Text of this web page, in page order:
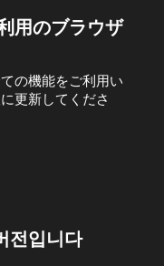
用のブラウザ
の機能をご利用い
更新してくださ
전입니다